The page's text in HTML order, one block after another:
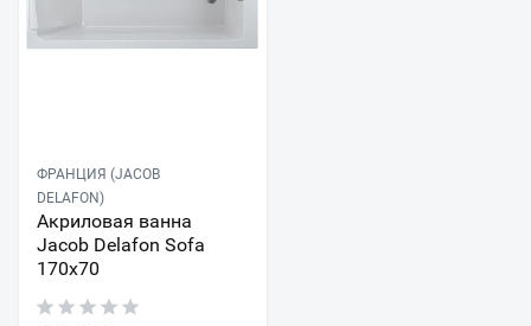
ФРАНЦИЯ (JACOB
DELAFON)
Акриловая ванна
Jacob Delafon Sofa
170x70